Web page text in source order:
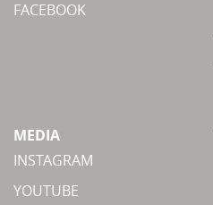
FACEBOOK
MEDIA
INSTAGRAM
YOUTUBE